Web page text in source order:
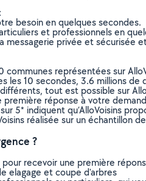
besoin en quelques secondes.
et professionnels en
messagerie privée et sécurisée
représentées sur
les 10 secondes, 3.6 millions de
tout est possible sur
première réponse à votre
5* indiquent qu’AlloVoisins
réalisée sur un échantillon
?
pour recevoir une première
elagage et coupe d'arbres